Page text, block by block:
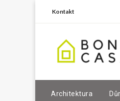
Kontakt
Architektura